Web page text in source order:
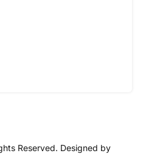
Reserved. Designed by